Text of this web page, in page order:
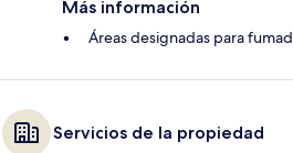
Más información
Áreas designadas para
Servicios de la propiedad